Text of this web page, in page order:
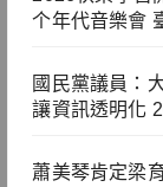
个年代音樂會
國民黨議員：
讓資訊透明化
蕭美琴肯定梁